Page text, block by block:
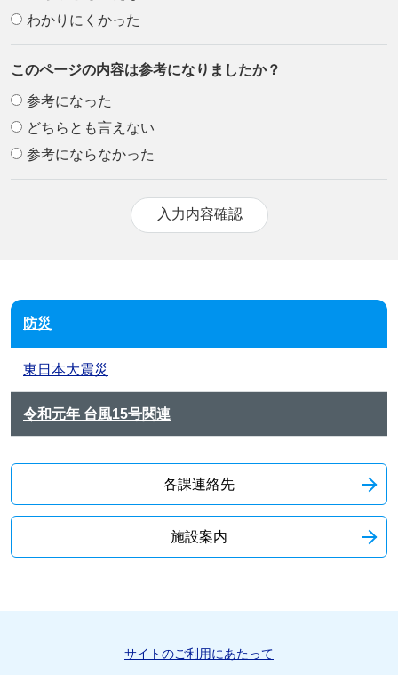
わかりにくかった
このページの内容は参考になりましたか？
参考になった
どちらとも言えない
参考にならなかった
防災
東日本大震災
令和元年 台風15号関連
各課連絡先
施設案内
サイトのご利用にあたって